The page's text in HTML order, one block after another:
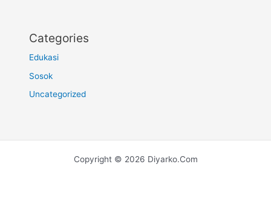
Categories
Edukasi
Sosok
Uncategorized
Copyright © 2026 Diyarko.Com